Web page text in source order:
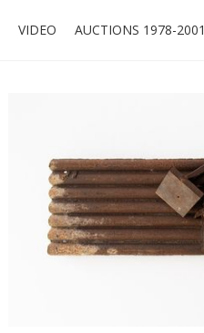
VIDEO AUCTIONS 1978-2001